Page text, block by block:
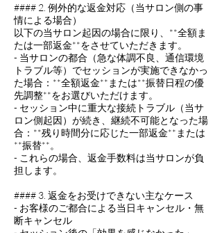
#### 2. 例外的な返金対応（当サロン側の事
情による場合）
以下の当サロン起因の場合に限り、**全額ま
たは一部返金**をさせていただきます。
- 当サロンの都合（急な体調不良、通信環境
トラブル等）でセッションが実施できなかっ
た場合：**全額返金**または**振替日程の優
先調整**をお選びいただけます。
- セッション中に重大な接続トラブル（当サ
ロン側起因）が続き、継続不可能となった場
合：**残り時間分に応じた一部返金**または
**振替**。
- これらの場合、返金手数料は当サロンが負
担します。
#### 3. 返金をお受けできない主なケース
- お客様のご都合による当日キャンセル・無
断キャンセル